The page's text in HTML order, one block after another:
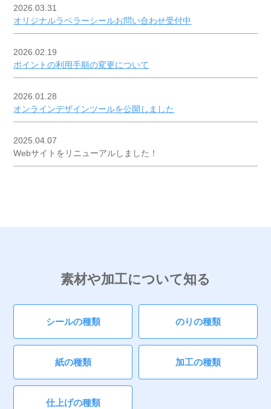
2026.03.31
オリジナルラベラーシールお問い合わせ受付中
2026.02.19
ポイントの利用手順の変更について
2026.01.28
オンラインデザインツールを公開しました
2025.04.07
Webサイトをリニューアルしました！
素材や加工について知る
シールの種類 のりの種類
紙の種類 加工の種類
仕上げの種類